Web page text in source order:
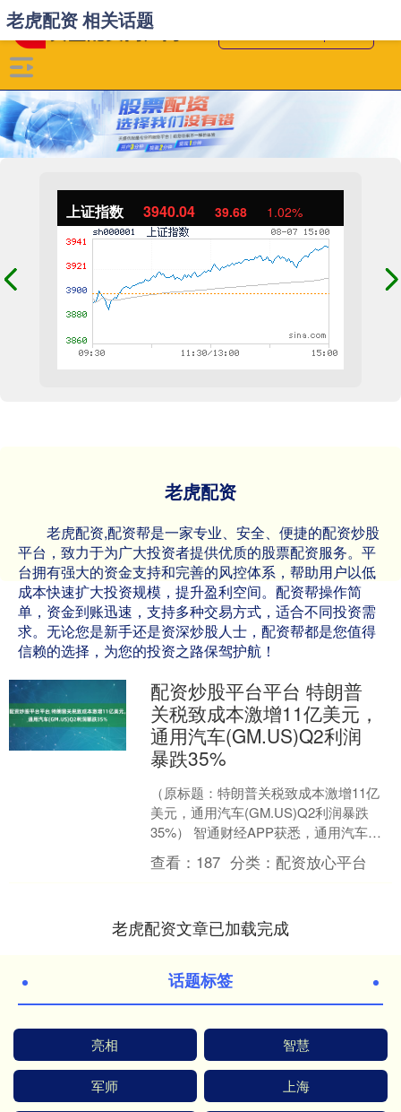
上证指数 3940.04 39.68 1.02%
老虎配资
老虎配资,配资帮是一家专业、安全、便捷的配资炒股
平台，致力于为广大投资者提供优质的股票配资服务。平
台拥有强大的资金支持和完善的风控体系，帮助用户以低
成本快速扩大投资规模，提升盈利空间。配资帮操作简
单，资金到账迅速，支持多种交易方式，适合不同投资需
求。无论您是新手还是资深炒股人士，配资帮都是您值得
信赖的选择，为您的投资之路保驾护航！
老虎配资 相关话题
配资炒股平台平台 特朗普
关税致成本激增11亿美元，
通用汽车(GM.US)Q2利润
暴跌35%
（原标题：特朗普关税致成本激增11亿
美元，通用汽车(GM.US)Q2利润暴跌
35%） 智通财经APP获悉，通用汽车
(GM.US)于美东时间周二盘前公布第二季
度财....
查看： 187 分类：配资放心平台
老虎配资文章已加载完成
话题标签
亮相 智慧
军师 上海